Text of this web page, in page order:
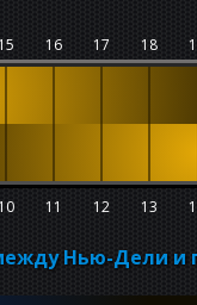
16 17 18
11 12 13
Нью-Дели и